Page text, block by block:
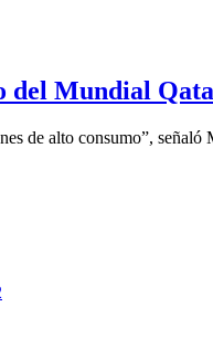
del Mundial
de alto consumo”,